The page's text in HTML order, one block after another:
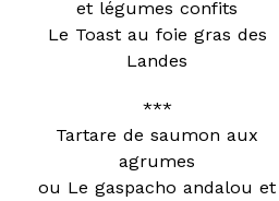
et légumes confits
Le Toast au foie gras des
Landes
***
Tartare de saumon aux
agrumes
ou Le gaspacho andalou et